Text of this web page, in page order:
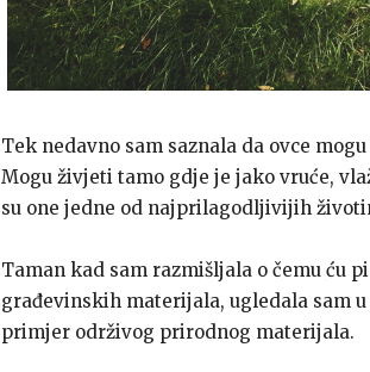
Tek nedavno sam saznala da ovce
Mogu živjeti tamo gdje je jako vruće,
su one jedne od najprilagodljivijih
Taman kad sam razmišljala o čemu ću
građevinskih materijala, ugledala sam
primjer održivog prirodnog materijala.